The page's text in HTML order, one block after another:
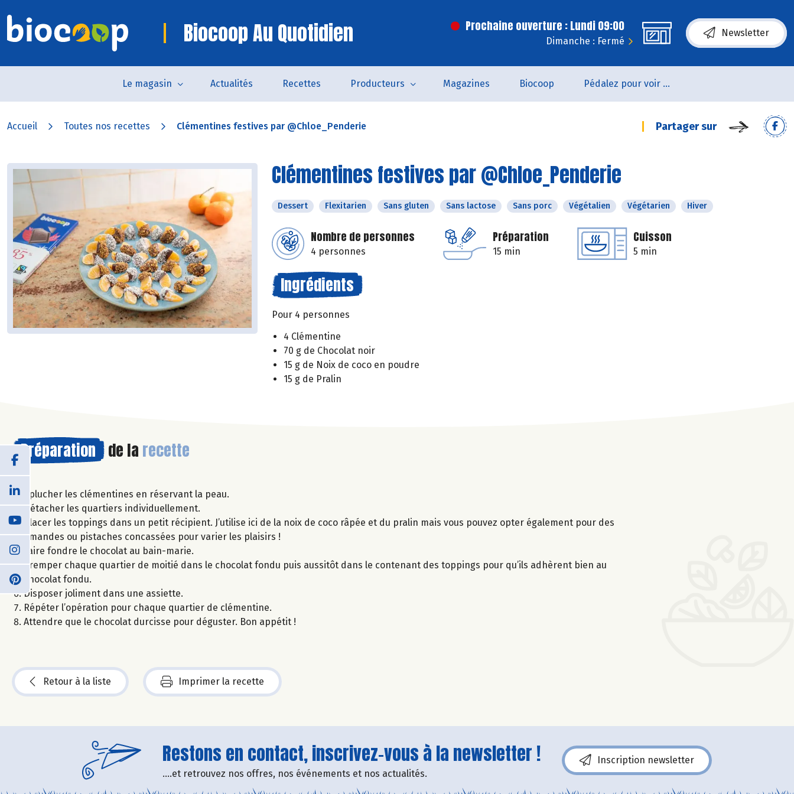
Biocoop Au Quotidien Prochaine ouverture : Lundi 09:00
Dimanche : Fermé
Newsletter
Le magasin Actualités Recettes Producteurs Magazines Biocoop Pédalez pour voir un film !
Accueil Toutes nos recettes Clémentines festives par @Chloe_Penderie Partager sur
Clémentines festives par @Chloe_Penderie
Dessert Flexitarien Sans gluten Sans lactose Sans porc Végétalien Végétarien Hiver
Nombre de personnes
4 personnes
Préparation
15 min
Cuisson
5 min
Ingrédients
Pour 4 personnes
4 Clémentine
70 g de Chocolat noir
15 g de Noix de coco en poudre
15 g de Pralin
Préparation de la recette
Éplucher les clémentines en réservant la peau.
Détacher les quartiers individuellement.
Placer les toppings dans un petit récipient. J’utilise ici de la noix de coco râpée et du pralin mais vous pouvez opter également pour des
amandes ou pistaches concassées pour varier les plaisirs !
Faire fondre le chocolat au bain-marie.
Tremper chaque quartier de moitié dans le chocolat fondu puis aussitôt dans le contenant des toppings pour qu’ils adhèrent bien au
chocolat fondu.
Disposer joliment dans une assiette.
Répéter l’opération pour chaque quartier de clémentine.
Attendre que le chocolat durcisse pour déguster. Bon appétit !
Retour à la liste Imprimer la recette
Restons en contact, inscrivez-vous à la newsletter !
....et retrouvez nos offres, nos événements et nos actualités.
Inscription newsletter